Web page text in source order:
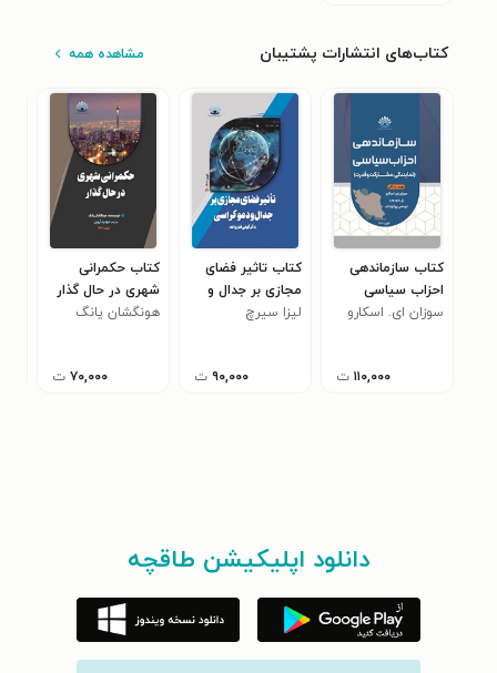
کتاب‌های انتشارات پشتیبان مشاهده همه
کتاب سازماندهی
احزاب سیاسی
سوزان‌ ای. اسکارو
۱۱۰,۰۰۰ ت
کتاب تاثیر فضای
مجازی بر جدال و
دموکراسی
لیزا سیرچ
۹۰,۰۰۰ ت
کتاب حکمرانی
شهری در حال گذار
هونگشان یانگ
۷۰,۰۰۰ ت
دانلود اپلیکیشن طاقچه